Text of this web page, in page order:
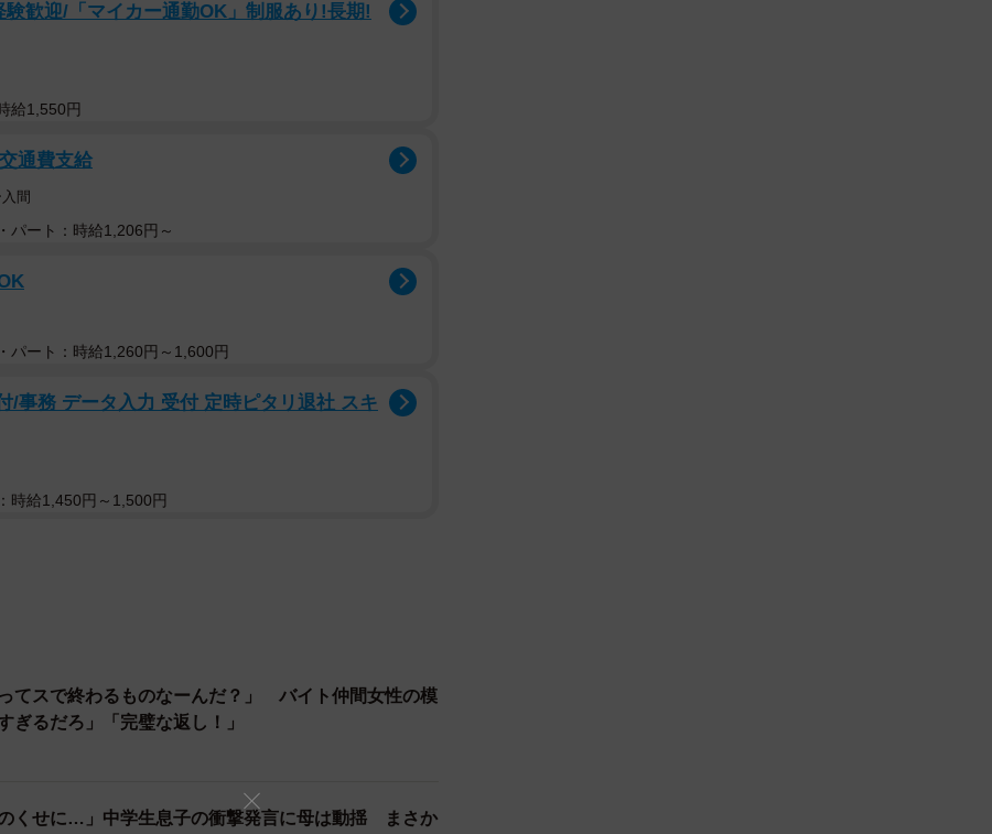
部を強化してもう一度、日本一を目指す。やるから
宣治さんやパリ五輪女子1500メートル、5000メー
生時代の競技生活を振り返り、今後のスポーツ環境を
験歓迎/「マイカー通勤OK」制服あり!長期!
給1,550円
通費支給
間
パート：時給1,206円～
パート：時給1,260円～1,600円
/事務 データ入力 受付 定時ピタリ退社 スキ
時給1,450円～1,500円
てスで終わるものなーんだ？」 バイト仲間女性の模
ぎるだろ」「完璧な返し！」
のくせに…」中学生息子の衝撃発言に母は動揺 まさか